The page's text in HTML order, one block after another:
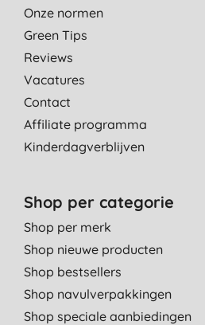
Onze normen
Green Tips
Reviews
Vacatures
Contact
Affiliate programma
Kinderdagverblijven
Shop per categorie
Shop per merk
Shop nieuwe producten
Shop bestsellers
Shop navulverpakkingen
Shop speciale aanbiedingen